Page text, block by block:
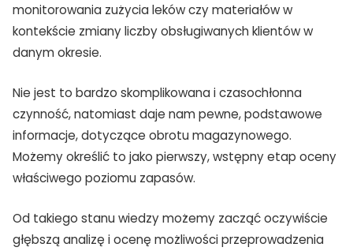
monitorowania zużycia leków czy materiałów w
kontekście zmiany liczby obsługiwanych klientów w
danym okresie.
Nie jest to bardzo skomplikowana i czasochłonna
czynność, natomiast daje nam pewne, podstawowe
informacje, dotyczące obrotu magazynowego.
Możemy określić to jako pierwszy, wstępny etap oceny
właściwego poziomu zapasów.
Od takiego stanu wiedzy możemy zacząć oczywiście
głębszą analizę i ocenę możliwości przeprowadzenia